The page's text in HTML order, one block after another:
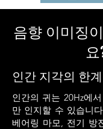
음향 이미징
인간 지각의 한계
인간의 귀는 20Hz에
만 인지할 수 있습니
베어링 마모, 전기 방